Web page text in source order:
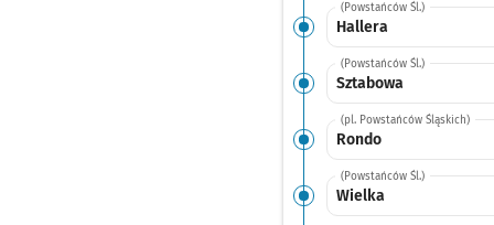
(Powstańców Śl.)
Hallera
(Powstańców Śl.)
Sztabowa
(pl. Powstańców Śląskich)
Rondo
(Powstańców Śl.)
Wielka